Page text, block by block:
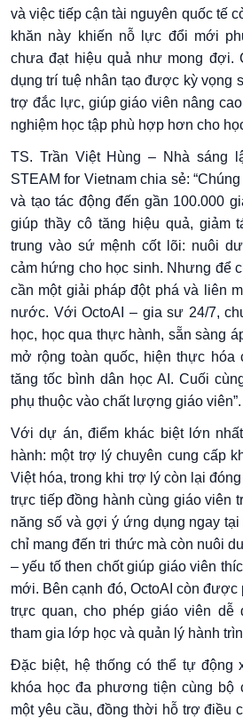
và việc tiếp cận tài nguyên quốc tế
khăn này khiến nỗ lực đổi mới
chưa đạt hiệu quả như mong đợi.
dụng trí tuệ nhân tạo được kỳ vọng
trợ đắc lực, giúp giáo viên nâng
nghiệm học tập phù hợp hơn cho
TS. Trần Việt Hùng – Nhà sáng
STEAM for Vietnam chia sẻ:
và tạo tác động đến gần 100.000
giúp thầy cô tăng hiệu quả, giảm
trung vào sứ mệnh cốt lõi: nuôi
cảm hứng cho học sinh. Nhưng để
cần một giải pháp đột phá và liên
nước. Với OctoAI – gia sư 24/7,
học, học qua thực hành, sẵn sàng
mở rộng toàn quốc, hiện thực hóa
tăng tốc bình dân học AI. Cuối
phụ thuộc vào chất lượng giáo viên”.
Với dự án, điểm khác biệt lớn
hành: một trợ lý chuyên cung cấp
Việt hóa, trong khi trợ lý còn lại
trực tiếp đồng hành cùng giáo viên
năng số và gợi ý ứng dụng ngay
chỉ mang đến tri thức mà còn nuôi
– yếu tố then chốt giúp giáo viên
mới. Bên cạnh đó, OctoAI còn
trực quan, cho phép giáo viên dễ
tham gia lớp học và quản lý hành
Đặc biệt, hệ thống có thể tự động
khóa học đa phương tiện cùng bộ
một yêu cầu, đồng thời hỗ trợ điều